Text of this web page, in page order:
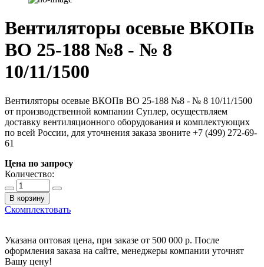
Вентиляторы осевые ВКОПв
ВО 25-188 №8 - № 8
10/11/1500
Вентиляторы осевые ВКОПв ВО 25-188 №8 - № 8 10/11/1500
от производственной компании Суплер, осуществляем
доставку вентиляционного оборудования и комплектующих
по всей России, для уточнения заказа звоните +7 (499) 272-69-
61
Цена по запросу
Количество:
В корзину
Скомплектовать
Указана оптовая цена, при заказе от 500 000 р. После
оформления заказа на сайте, менеджеры компании уточнят
Вашу цену!